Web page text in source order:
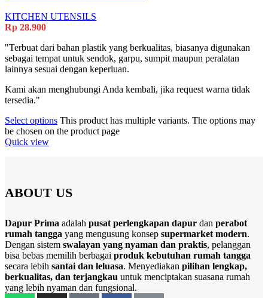
KITCHEN UTENSILS
Rp 28.900
"Terbuat dari bahan plastik yang berkualitas, biasanya digunakan
sebagai tempat untuk sendok, garpu, sumpit maupun peralatan
lainnya sesuai dengan keperluan.
Kami akan menghubungi Anda kembali, jika request warna tidak
tersedia."
Select options This product has multiple variants. The options may
be chosen on the product page
Quick view
ABOUT US
Dapur Prima adalah pusat perlengkapan dapur dan perabot
rumah tangga yang mengusung konsep supermarket modern.
Dengan sistem swalayan yang nyaman dan praktis, pelanggan
bisa bebas memilih berbagai produk kebutuhan rumah tangga
secara lebih santai dan leluasa. Menyediakan pilihan lengkap,
berkualitas, dan terjangkau untuk menciptakan suasana rumah
yang lebih nyaman dan fungsional.